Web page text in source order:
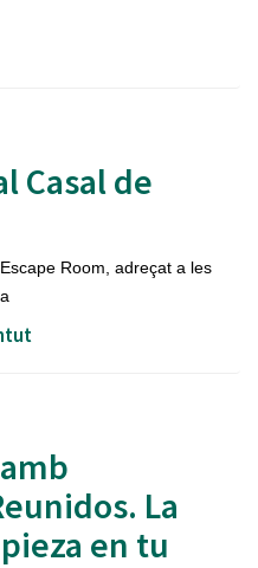
Casal de
Room, adreçat a les
La
en tu